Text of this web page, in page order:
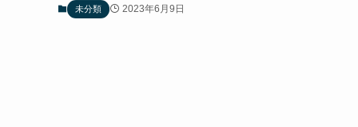
未分類 2023年6月9日